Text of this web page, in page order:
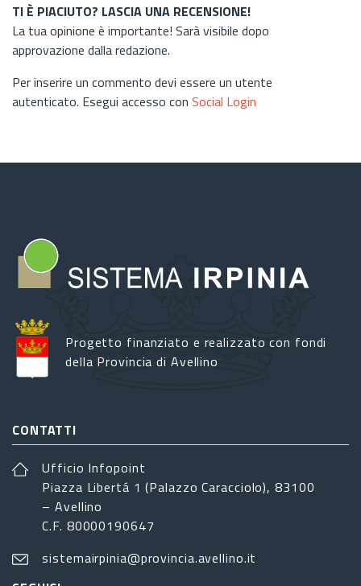
TI È PIACIUTO? LASCIA UNA RECENSIONE!
La tua opinione è importante! Sarà visibile dopo
approvazione dalla redazione.
Per inserire un commento devi essere un utente
autenticato. Esegui accesso con Social Login
Progetto finanziato e realizzato con fondi
della Provincia di Avellino
CONTATTI
Ufficio Infopoint
Piazza Libertá 1 (Palazzo Caracciolo), 83100
– Avellino
C.F. 80000190647
sistemairpinia@provincia.avellino.it